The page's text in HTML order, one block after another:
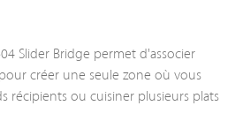
Slider Bridge permet d'associer
créer une seule zone où vous
récipients ou cuisiner plusieurs plats